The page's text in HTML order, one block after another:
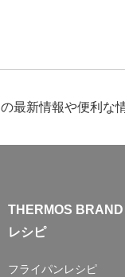
最新情報や便利な
THERMOS BRAND
レシピ
フライパンレシピ